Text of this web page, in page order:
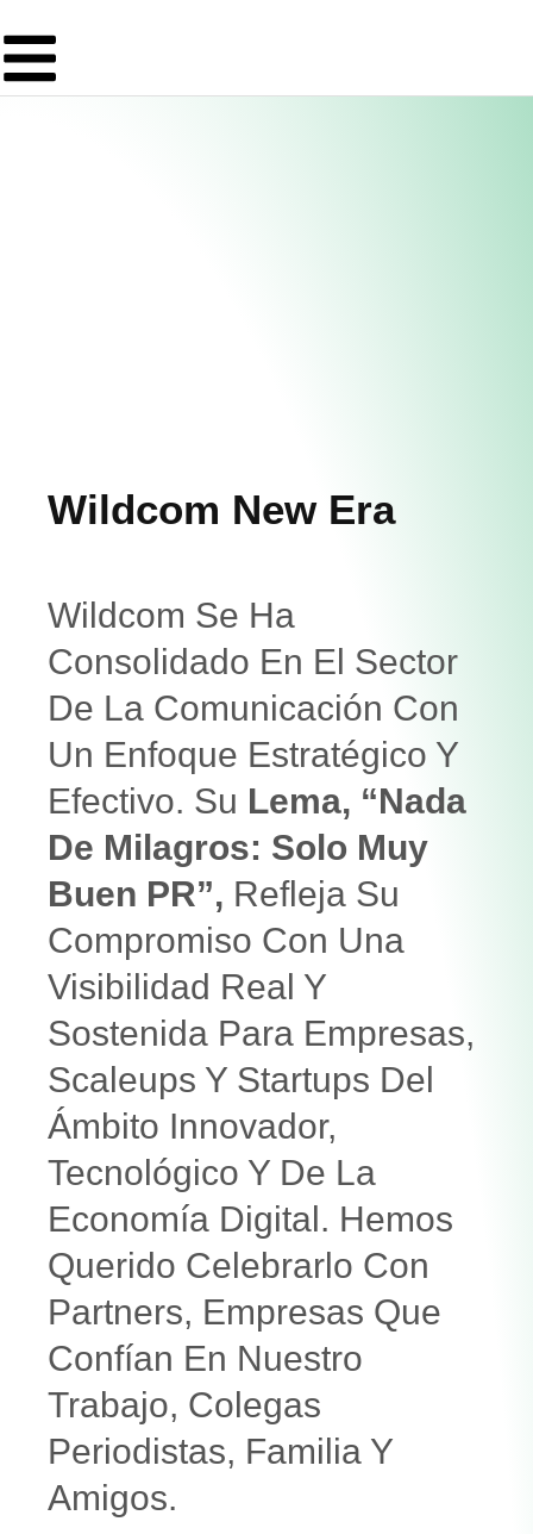
Wildcom New Era
Wildcom Se Ha
Consolidado En El Sector
De La Comunicación Con
Un Enfoque Estratégico Y
Efectivo. Su Lema, “Nada
De Milagros: Solo Muy
Buen PR”, Refleja Su
Compromiso Con Una
Visibilidad Real Y
Sostenida Para Empresas,
Scaleups Y Startups Del
Ámbito Innovador,
Tecnológico Y De La
Economía Digital. Hemos
Querido Celebrarlo Con
Partners, Empresas Que
Confían En Nuestro
Trabajo, Colegas
Periodistas, Familia Y
Amigos.